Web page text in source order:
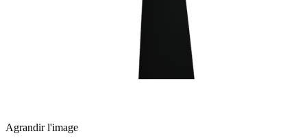
Agrandir l'image